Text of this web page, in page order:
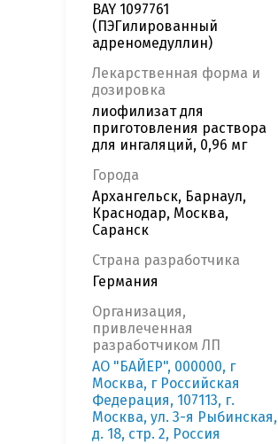
BAY 1097761
(ПЭГилированный
адреномедуллин)
Лекарственная форма и
дозировка
лиофилизат для
приготовления раствора
для ингаляций, 0,96 мг
Города
Архангельск, Барнаул,
Краснодар, Москва,
Саранск
Страна разработчика
Германия
Организация,
привлеченная
разработчиком ЛП
АО "БАЙЕР", 000000, г
Москва, г Российская
Федерация, 107113, г.
Москва, ул. 3-я Рыбинская,
д. 18, стр. 2, Россия